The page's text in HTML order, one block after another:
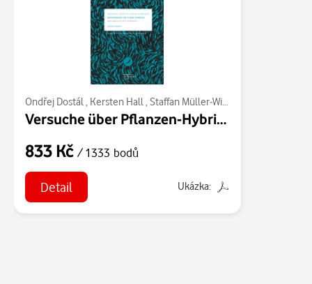
Ondřej Dostál, Kersten Hall, Staffan Müller-Wille
Versuche über Pflanzen-Hybriden. Experiments on Plant Hybrids
833 Kč / 1333 bodů
Detail Ukázka: